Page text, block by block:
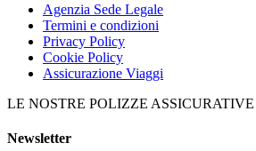
Agenzia Sede Legale
Termini e condizioni
Privacy Policy
Cookie Policy
Assicurazione Viaggi
LE NOSTRE POLIZZE ASSICURATIVE
Newsletter